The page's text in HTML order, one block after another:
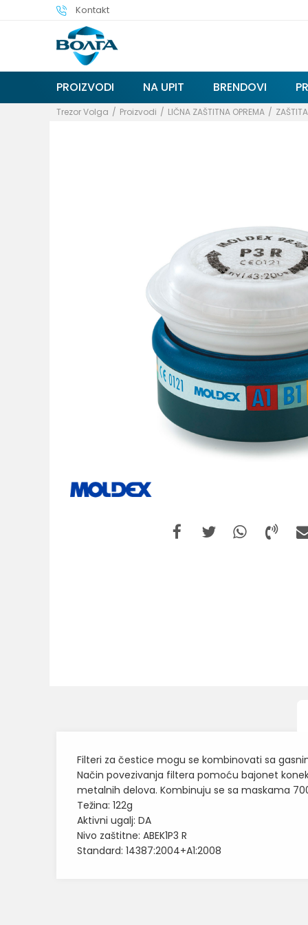
Kontakt
PROIZVODI NA UPIT BRENDOVI
Trezor Volga Proizvodi LIČNA ZAŠTITNA OPREMA
Filteri za čestice mogu se kombinovati sa
Način povezivanja filtera pomoću bajonet
metalnih delova. Kombinuju se sa maskama
Težina: 122g
Aktivni ugalj: DA
Nivo zaštitne: ABEK1P3 R
Standard: 14387:2004+A1:2008